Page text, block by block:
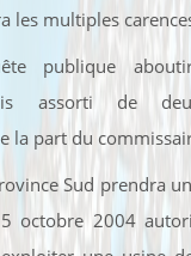
les multiples
publique
assorti de
la part du
Sud prendra
octobre 2004